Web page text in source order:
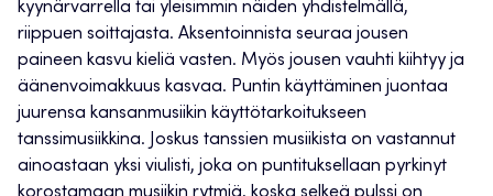
kyynärvarrella tai yleisimmin näiden yhdistelmällä,
riippuen soittajasta. Aksentoinnista seuraa jousen
paineen kasvu kieliä vasten. Myös jousen vauhti kiihtyy ja
äänenvoimakkuus kasvaa. Puntin käyttäminen juontaa
juurensa kansanmusiikin käyttötarkoitukseen
tanssimusiikkina. Joskus tanssien musiikista on vastannut
ainoastaan yksi viulisti, joka on puntituksellaan pyrkinyt